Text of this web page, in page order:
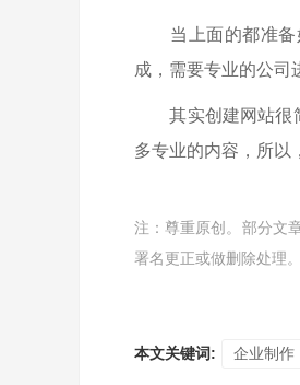
当上面的都准备好
成，需要专业的公司
其实创建网站很
多专业的内容，所以
注：尊重原创。部分文
署名更正或做删除处理。
本文关键词: 企业制作